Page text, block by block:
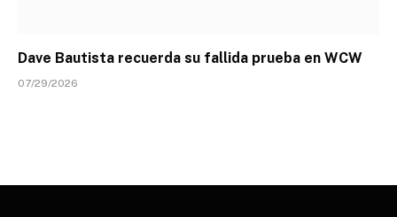
Dave Bautista recuerda su fallida prueba en WCW
07/29/2026